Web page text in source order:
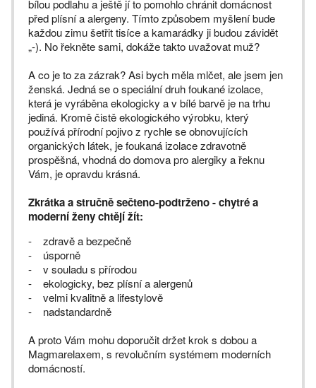
bílou podlahu a ještě jí to pomohlo chránit domácnost
před plísní a alergeny. Tímto způsobem myšlení bude
každou zimu šetřit tisíce a kamarádky ji budou závidět
„-). No řekněte sami, dokáže takto uvažovat muž?
A co je to za zázrak? Asi bych měla mlčet, ale jsem jen
ženská. Jedná se o speciální druh foukané izolace,
která je vyráběna ekologicky a v bílé barvě je na trhu
jediná. Kromě čistě ekologického výrobku, který
používá přírodní pojivo z rychle se obnovujících
organických látek, je foukaná izolace zdravotně
prospěšná, vhodná do domova pro alergiky a řeknu
Vám, je opravdu krásná.
Zkrátka a stručně sečteno-podtrženo - chytré a
moderní ženy chtějí žít:
- zdravě a bezpečně
- úsporně
- v souladu s přírodou
- ekologicky, bez plísní a alergenů
- velmi kvalitně a lifestylově
- nadstandardně
A proto Vám mohu doporučit držet krok s dobou a
Magmarelaxem, s revolučním systémem moderních
domácností.